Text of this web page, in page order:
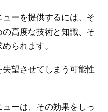
ーを提供するには、そ
高度な技術と知識、そ
られます。
望させてしまう可能性
ーは、その効果をしっ